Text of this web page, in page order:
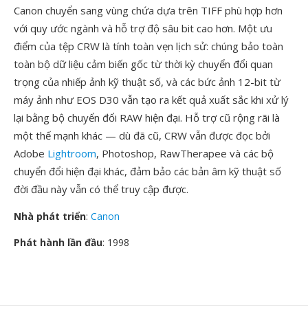
Canon chuyển sang vùng chứa dựa trên TIFF phù hợp hơn
với quy ước ngành và hỗ trợ độ sâu bit cao hơn. Một ưu
điểm của tệp CRW là tính toàn vẹn lịch sử: chúng bảo toàn
toàn bộ dữ liệu cảm biến gốc từ thời kỳ chuyển đổi quan
trọng của nhiếp ảnh kỹ thuật số, và các bức ảnh 12-bit từ
máy ảnh như EOS D30 vẫn tạo ra kết quả xuất sắc khi xử lý
lại bằng bộ chuyển đổi RAW hiện đại. Hỗ trợ cũ rộng rãi là
một thế mạnh khác — dù đã cũ, CRW vẫn được đọc bởi
Adobe Lightroom, Photoshop, RawTherapee và các bộ
chuyển đổi hiện đại khác, đảm bảo các bản âm kỹ thuật số
đời đầu này vẫn có thể truy cập được.
Nhà phát triển: Canon
Phát hành lần đầu: 1998